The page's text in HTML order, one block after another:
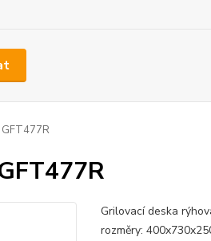
Grilovací deska
rozměry: